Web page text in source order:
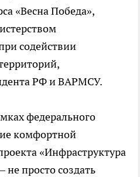
«Весна Победа»,
содействии
РФ и ВАРМСУ.
федерального
комфортной
«Инфраструктура
просто создать